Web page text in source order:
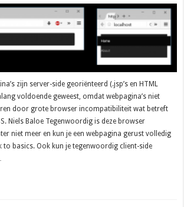
zijn server-side georiënteerd (.jsp’s en HTML
voldoende geweest, omdat webpagina’s niet
door grote browser incompatibiliteit wat betreft
Niels Baloe Tegenwoordig is deze browser
niet meer en kun je een webpagina gerust volledig
to basics. Ook kun je tegenwoordig client-side